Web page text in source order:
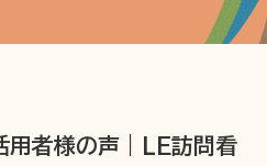
用者様の声｜LE訪問看